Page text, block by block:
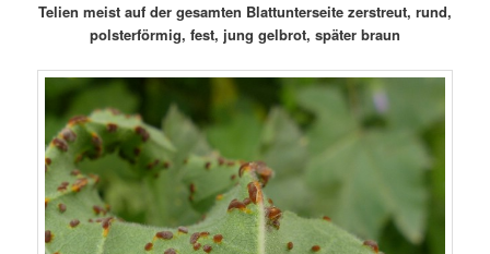
Telien meist auf der gesamten Blattunterseite zerstreut, rund,
polsterförmig, fest, jung gelbrot, später braun